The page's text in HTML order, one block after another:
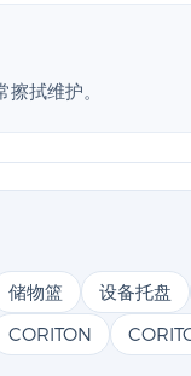
拭维护。
储物篮 设备托盘
CORITON